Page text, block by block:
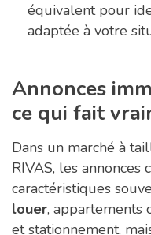
équivalent pour
adaptée à votre
Annonces
ce qui fait
Dans un marché à
RIVAS, les annonces
caractéristiques
louer, appartements
et stationnement,